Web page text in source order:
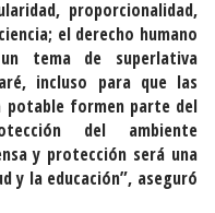
proporcionalidad,
el derecho humano
tema de superlativa
incluso para que las
potable formen parte del
del ambiente
y protección será una
y la educación”, aseguró